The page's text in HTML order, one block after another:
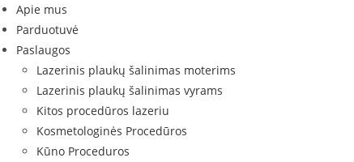
Apie mus
Parduotuvė
Paslaugos
Lazerinis plaukų šalinimas moterims
Lazerinis plaukų šalinimas vyrams
Kitos procedūros lazeriu
Kosmetologinės Procedūros
Kūno Proceduros